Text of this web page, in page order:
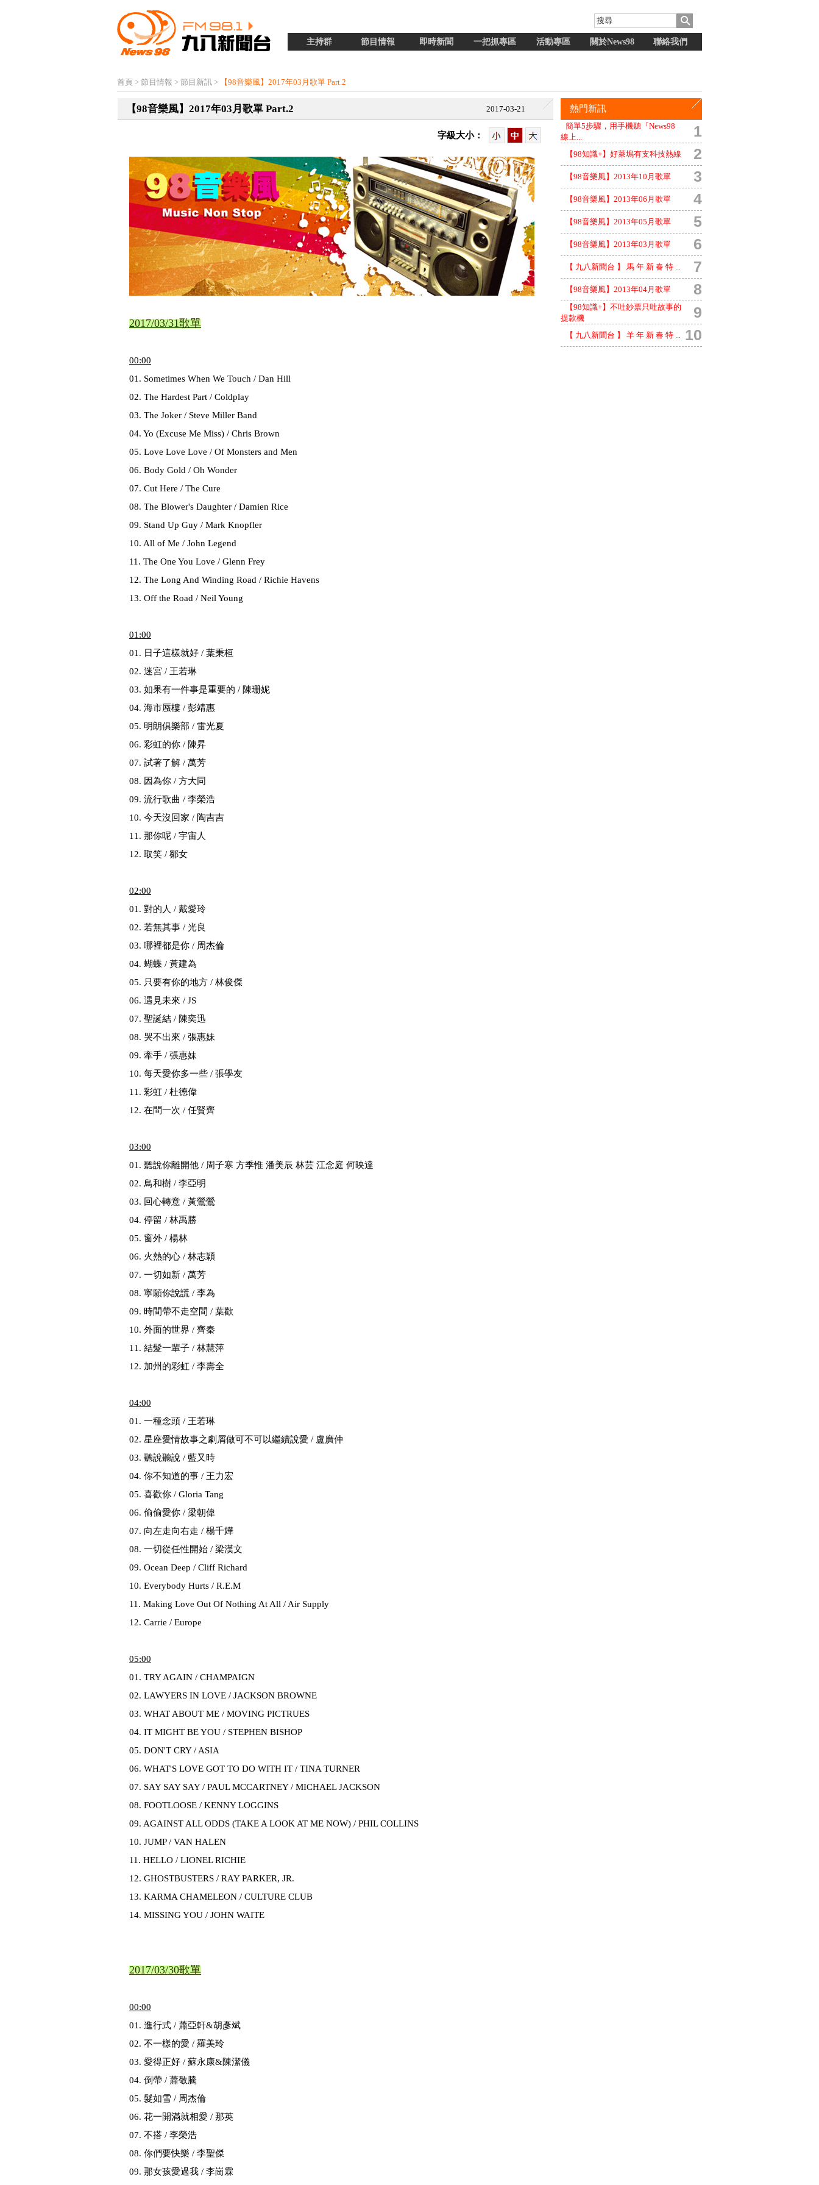
主持群 節目情報 即時新聞 一把抓專區 活動專區 關於News98 聯絡我們
首頁 > 節目情報 > 節目新訊 > 【98音樂風】2017年03月歌單 Part.2
【98音樂風】2017年03月歌單 Part.2 2017-03-21
字級大小：
2017/03/31歌單
00:00
01. Sometimes When We Touch / Dan Hill
02. The Hardest Part / Coldplay
03. The Joker / Steve Miller Band
04. Yo (Excuse Me Miss) / Chris Brown
05. Love Love Love / Of Monsters and Men
06. Body Gold / Oh Wonder
07. Cut Here / The Cure
08. The Blower's Daughter / Damien Rice
09. Stand Up Guy / Mark Knopfler
10. All of Me / John Legend
11. The One You Love / Glenn Frey
12. The Long And Winding Road / Richie Havens
13. Off the Road / Neil Young
01 :00
01. 日子這樣就好 / 葉秉桓
02. 迷宮 / 王若琳
03. 如果有一件事是重要的 / 陳珊妮
04. 海市蜃樓 / 彭靖惠
05. 明朗俱樂部 / 雷光夏
06. 彩虹的你 / 陳昇
07. 試著了解 / 萬芳
08. 因為你 / 方大同
09. 流行歌曲 / 李榮浩
10. 今天沒回家 / 陶吉吉
11. 那你呢 / 宇宙人
12. 取笑 / 鄒女
02:00
01. 對的人 / 戴愛玲
02. 若無其事 / 光良
03. 哪裡都是你 / 周杰倫
04. 蝴蝶 / 黃建為
05. 只要有你的地方 / 林俊傑
06. 遇見未來 / JS
07. 聖誕結 / 陳奕迅
08. 哭不出來 / 張惠妹
09. 牽手 / 張惠妹
10. 每天愛你多一些 / 張學友
11. 彩虹 / 杜德偉
12. 在問一次 / 任賢齊
03:00
01. 聽說你離開他 / 周子寒 方季惟 潘美辰 林芸 江念庭 何映達
02. 鳥和樹 / 李亞明
03. 回心轉意 / 黃鶯鶯
04. 停留 / 林禹勝
05. 窗外 / 楊林
06. 火熱的心 / 林志穎
07. 一切如新 / 萬芳
08. 寧願你說謊 / 李為
09. 時間帶不走空間 / 葉歡
10. 外面的世界 / 齊秦
11. 結髮一輩子 / 林慧萍
12. 加州的彩虹 / 李壽全
04:00
01. 一種念頭 / 王若琳
02. 星座愛情故事之劇屑做可不可以繼續說愛 / 盧廣仲
03. 聽說聽說 / 藍又時
04. 你不知道的事 / 王力宏
05. 喜歡你 / Gloria Tang
06. 偷偷愛你 / 梁朝偉
07. 向左走向右走 / 楊千嬅
08. 一切從任性開始 / 梁漢文
09. Ocean Deep / Cliff Richard
10. Everybody Hurts / R.E.M
11. Making Love Out Of Nothing At All / Air Supply
12. Carrie / Europe
05:00
01. TRY AGAIN / CHAMPAIGN
02. LAWYERS IN LOVE / JACKSON BROWNE
03. WHAT ABOUT ME / MOVING PICTRUES
04. IT MIGHT BE YOU / STEPHEN BISHOP
05. DON'T CRY / ASIA
06. WHAT'S LOVE GOT TO DO WITH IT / TINA TURNER
07. SAY SAY SAY / PAUL MCCARTNEY / MICHAEL JACKSON
08. FOOTLOOSE / KENNY LOGGINS
09. AGAINST ALL ODDS (TAKE A LOOK AT ME NOW) / PHIL COLLINS
10. JUMP / VAN HALEN
11. HELLO / LIONEL RICHIE
12. GHOSTBUSTERS / RAY PARKER, JR.
13. KARMA CHAMELEON / CULTURE CLUB
14. MISSING YOU / JOHN WAITE
2017/03/30歌單
00:00
01. 進行式 / 蕭亞軒&胡彥斌
02. 不一樣的愛 / 羅美玲
03. 愛得正好 / 蘇永康&陳潔儀
04. 倒帶 / 蕭敬騰
05. 髮如雪 / 周杰倫
06. 花一開滿就相愛 / 那英
07. 不搭 / 李榮浩
08. 你們要快樂 / 李聖傑
09. 那女孩愛過我 / 李崗霖
熱門新訊
簡單5步驟，用手機聽『News98
線上...
1
【98知識+】好萊塢有支科技熱線 2
【98音樂風】2013年10月歌單 3
【98音樂風】2013年06月歌單 4
【98音樂風】2013年05月歌單 5
【98音樂風】2013年03月歌單 6
【 九八新聞台 】 馬 年 新 春 特 ... 7
【98音樂風】2013年04月歌單 8
【98知識+】不吐鈔票只吐故事的
提款機
9
【 九八新聞台 】 羊 年 新 春 特 ... 10